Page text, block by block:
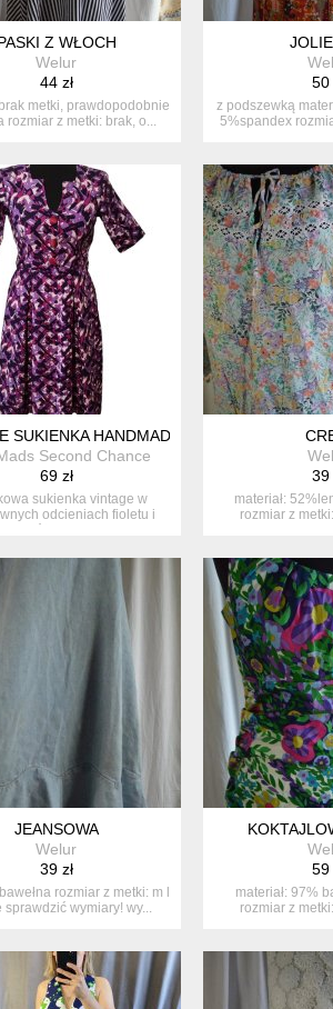
Z WŁOCH
Welur
44 zł
metki, prawdopodobnie
rozmiar z metki: brak, o...
50
z podszewką
5%spandex
SUKIENKA HANDMADE W
Second Chance
69 zł
sukienka vintage w
odcieniach fioletu i
różu. g...
39
materiał:
rozmiar z
JEANSOWA
Welur
39 zł
rozmiar z metki: m l
sprawdzić wymiary! wy...
59
materiał: 97%
rozmiar z